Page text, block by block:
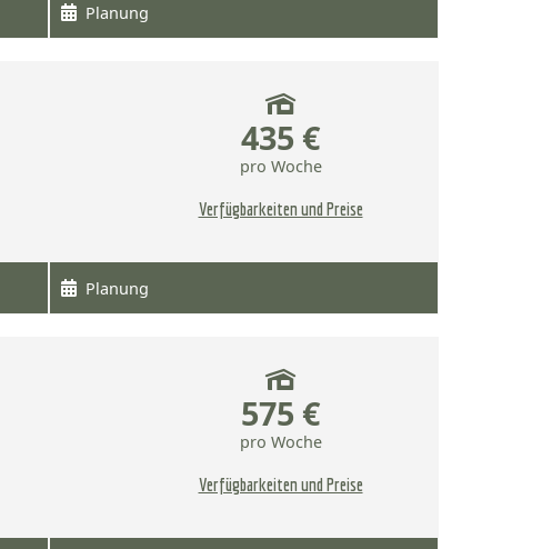
Planung
435 €
pro Woche
Verfügbarkeiten und Preise
Planung
575 €
pro Woche
Verfügbarkeiten und Preise